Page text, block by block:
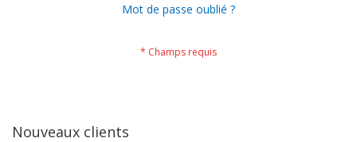
Mot de passe oublié ?
Nouveaux clients